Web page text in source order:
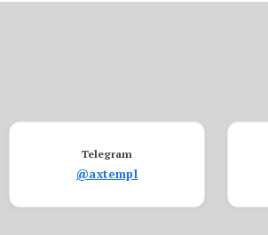
Telegram
@axtempl